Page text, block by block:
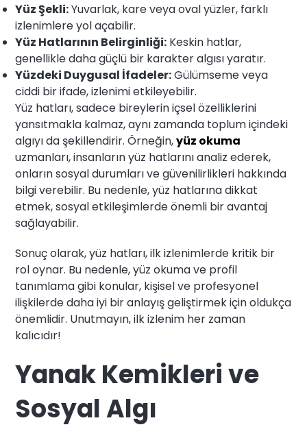
Yüz Şekli:Yuvarlak, kare veya oval yüzler, farklı
izlenimlere yol açabilir.
Yüz Hatlarının Belirginliği: Keskin hatlar,
genellikle daha güçlü bir karakter algısı yaratır.
Yüzdeki Duygusal İfadeler:Gülümseme veya
ciddi bir ifade, izlenimi etkileyebilir.
Yüz hatları, sadece bireylerin içsel özelliklerini
yansıtmakla kalmaz, aynı zamanda toplum içindeki
algıyı da şekillendirir. Örneğin,yüz okuma
uzmanları, insanların yüz hatlarını analiz ederek,
onların sosyal durumları ve güvenilirlikleri hakkında
bilgi verebilir. Bu nedenle, yüz hatlarına dikkat
etmek, sosyal etkileşimlerde önemli bir avantaj
sağlayabilir.
Sonuç olarak, yüz hatları, ilk izlenimlerde kritik bir
rol oynar. Bu nedenle, yüz okuma ve profil
tanımlama gibi konular, kişisel ve profesyonel
ilişkilerde daha iyi bir anlayış geliştirmek için oldukça
önemlidir. Unutmayın, ilk izlenim her zaman
kalıcıdır!
Yanak Kemikleri ve
Sosyal Algı